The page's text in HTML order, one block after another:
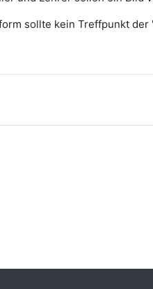
sollte kein Treffpunkt der